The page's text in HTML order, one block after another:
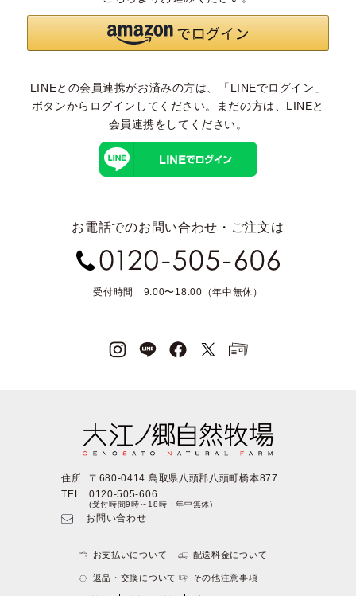
LINEとの会員連携がお済みの方は、「LINEでログイン」
ボタンからログインしてください。まだの方は、 LINEと
会員連携をしてください。
お電話でのお問い合わせ・ご注文は
受付時間 9:00〜18:00（年中無休）
住所
〒680-0414 鳥取県八頭郡八頭町橋本877
TEL
0120-505-606
(受付時間9時～18時・年中無休)
お問い合わせ
お支払いについて 配送料金について
返品・交換について その他注意事項